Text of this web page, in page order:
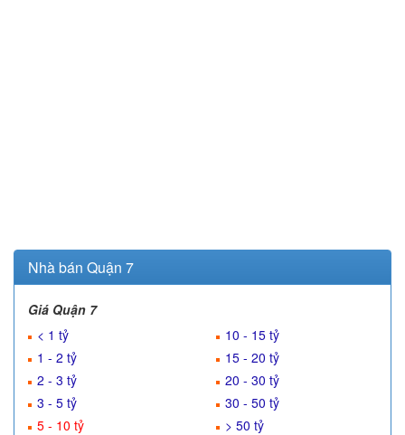
Nhà bán Quận 7
Giá Quận 7
< 1 tỷ
1 - 2 tỷ
2 - 3 tỷ
3 - 5 tỷ
5 - 10 tỷ
10 - 15 tỷ
15 - 20 tỷ
20 - 30 tỷ
30 - 50 tỷ
> 50 tỷ